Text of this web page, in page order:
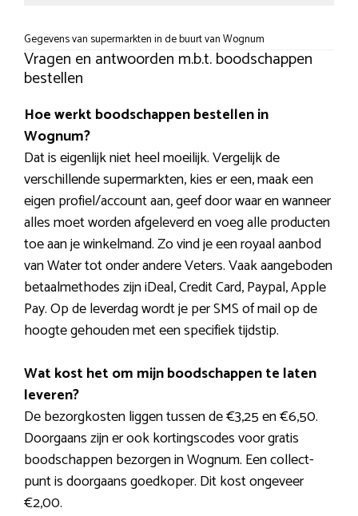
Gegevens van supermarkten in de buurt van Wognum
Vragen en antwoorden m.b.t. boodschappen
bestellen
Hoe werkt boodschappen bestellen in
Wognum?
Dat is eigenlijk niet heel moeilijk. Vergelijk de
verschillende supermarkten, kies er een, maak een
eigen profiel/account aan, geef door waar en wanneer
alles moet worden afgeleverd en voeg alle producten
toe aan je winkelmand. Zo vind je een royaal aanbod
van Water tot onder andere Veters. Vaak aangeboden
betaalmethodes zijn iDeal, Credit Card, Paypal, Apple
Pay. Op de leverdag wordt je per SMS of mail op de
hoogte gehouden met een specifiek tijdstip.
Wat kost het om mijn boodschappen te laten
leveren?
De bezorgkosten liggen tussen de €3,25 en €6,50.
Doorgaans zijn er ook kortingscodes voor gratis
boodschappen bezorgen in Wognum. Een collect-
punt is doorgaans goedkoper. Dit kost ongeveer
€2,00.